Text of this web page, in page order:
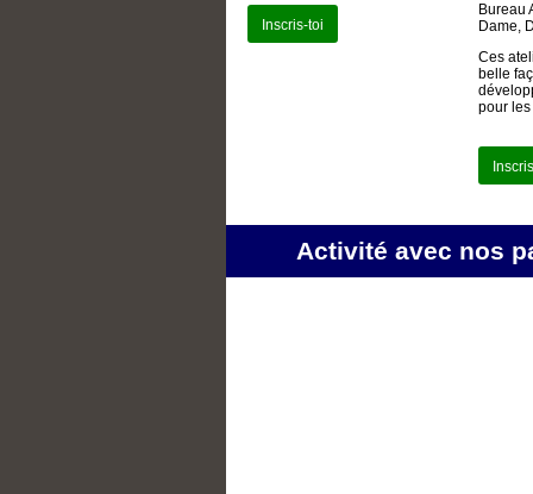
Inscris-toi
Bureau
Dame,
Ces
belle
pour
Activité avec nos